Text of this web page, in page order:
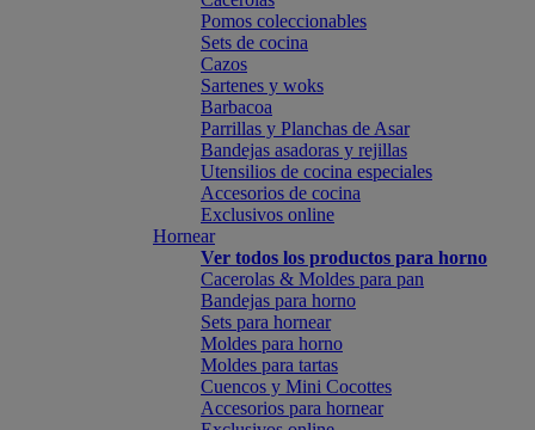
Pomos coleccionables
Sets de cocina
Cazos
Sartenes y woks
Barbacoa
Parrillas y Planchas de Asar
Bandejas asadoras y rejillas
Utensilios de cocina especiales
Accesorios de cocina
Exclusivos online
Hornear
Ver todos los productos para horno
Cacerolas & Moldes para pan
Bandejas para horno
Sets para hornear
Moldes para horno
Moldes para tartas
Cuencos y Mini Cocottes
Accesorios para hornear